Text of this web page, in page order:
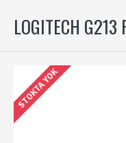
LOGITECH G213
STOKTA YOK